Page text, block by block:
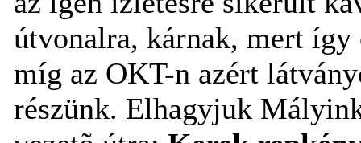
útvonalra, kárnak, mert így
míg az OKT-n azért
részünk. Elhagyjuk